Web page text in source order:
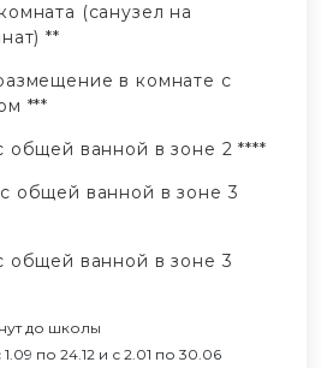
(санузел на
**
в комнате с
***
общей ванной в зоне 2 ****
общей ванной в зоне 3
общей ванной в зоне 3
до школы
по 24.12 и с 2.01 по 30.06